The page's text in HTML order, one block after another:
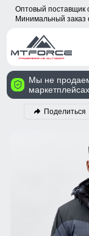
Оптовый поставщик
Минимальный заказ
Мы не
маркетплейсах.
Поделиться